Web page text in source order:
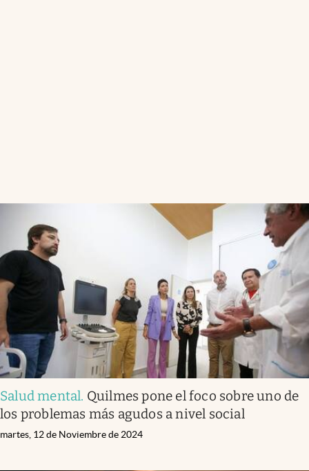
Salud mental. Quilmes pone el foco sobre uno de
los problemas más agudos a nivel social
martes, 12 de Noviembre de 2024